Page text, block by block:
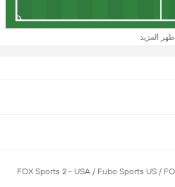
المزيد
FOX Sports 2 - USA / Fubo Sports US /